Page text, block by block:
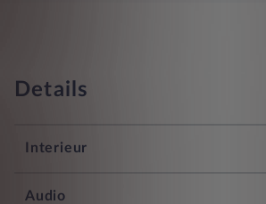
Details
Interieur
12v stopcontact voorin
Audio